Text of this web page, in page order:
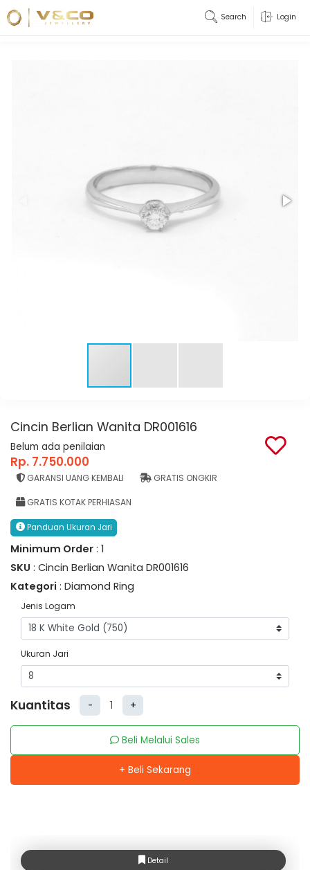
Search Login
Cincin Berlian Wanita DR001616
Belum ada penilaian
Rp. 7.750.000
GARANSI UANG KEMBALI GRATIS ONGKIR
GRATIS KOTAK PERHIASAN
Panduan Ukuran Jari
Minimum Order : 1
SKU : Cincin Berlian Wanita DR001616
Kategori : Diamond Ring
Jenis Logam
Ukuran Jari
Kuantitas - +
Beli Melalui Sales
+ Beli Sekarang
Detail